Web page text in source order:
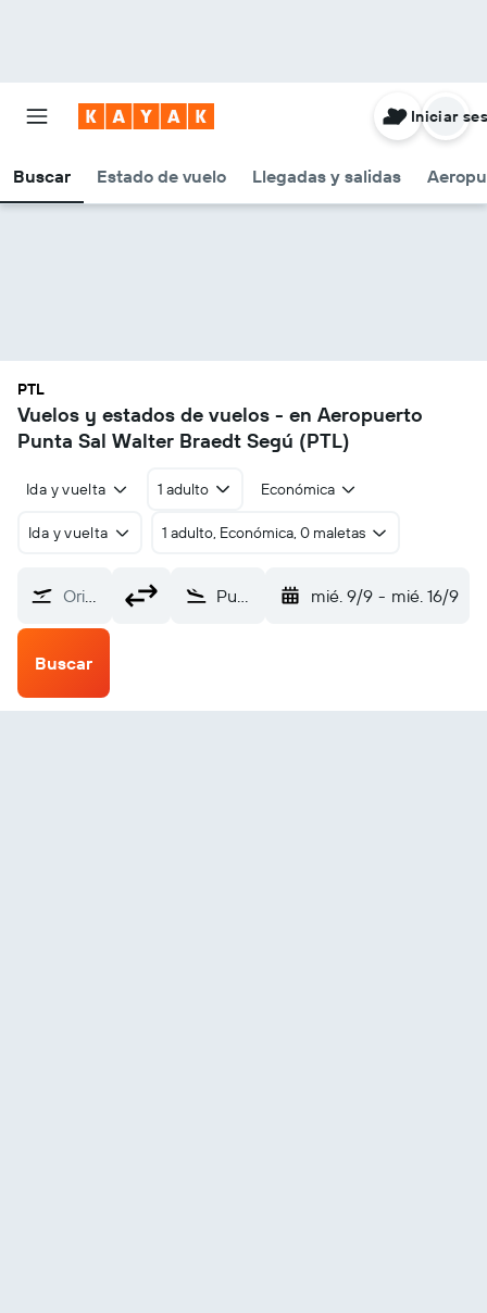
Buscar Estado de vuelo Llegadas y salidas
Iniciar
PTL
Vuelos y estados de vuelos - en Aeropuerto
Punta Sal Walter Braedt Segú (PTL)
Ida y vuelta 1 adulto Económica
Ida y vuelta 1 adulto, Económica, 0 maletas
Origen Punta Sal Walter Braedt Segú (PTL) mié. 9/9 - mié. 16/9
Buscar